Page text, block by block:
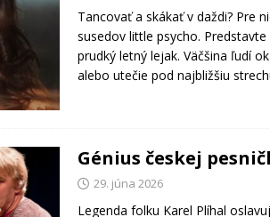
Tancovať a skákať v daždi? Pre
susedov little psycho.
prudký letný lejak. Väčšina ľudí
alebo utečie pod najbližšiu
Génius českej
29. júna 2026
Legenda folku Karel Plíhal